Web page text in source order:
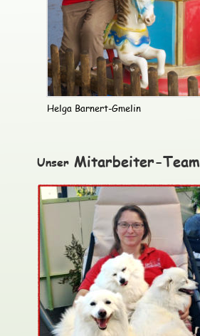
Helga Barnert-Gmelin
Unser Mitarbeiter-Team